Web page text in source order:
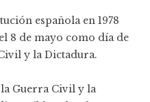
española en 1978
8 de mayo como día de
y la Dictadura.
Guerra Civil y la